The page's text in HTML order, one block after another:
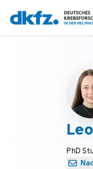
Zum
Hauptinhalt
springen
Zur
Fußzeile
springen
PhD